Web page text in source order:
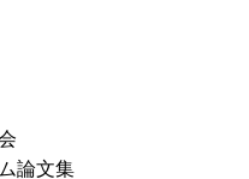
論文集